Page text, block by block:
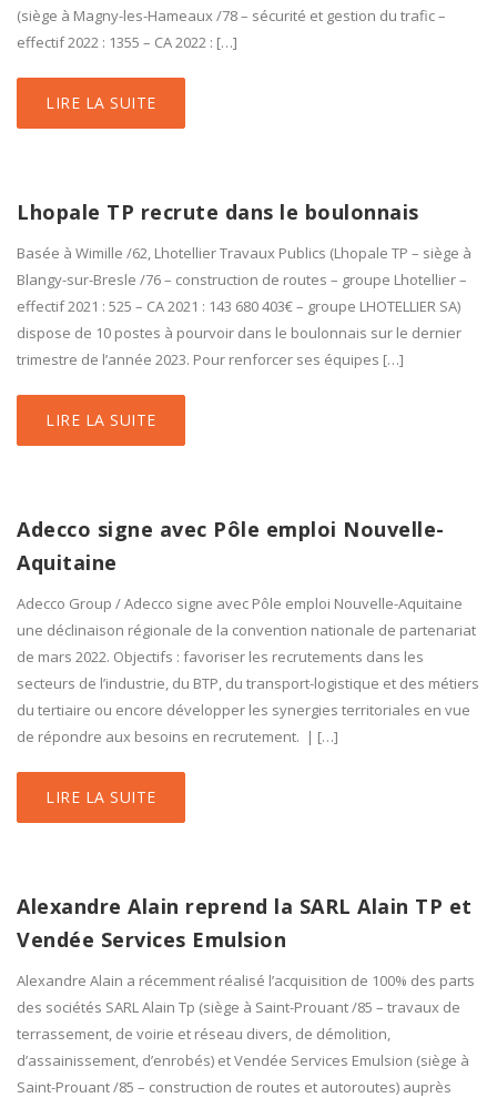
(siège à Magny-les-Hameaux /78 – sécurité et gestion du trafic –
effectif 2022 : 1355 – CA 2022 : […]
LIRE LA SUITE
Lhopale TP recrute dans le boulonnais
Basée à Wimille /62, Lhotellier Travaux Publics (Lhopale TP – siège à
Blangy-sur-Bresle /76 – construction de routes – groupe Lhotellier –
effectif 2021 : 525 – CA 2021 : 143 680 403€ – groupe LHOTELLIER SA)
dispose de 10 postes à pourvoir dans le boulonnais sur le dernier
trimestre de l’année 2023. Pour renforcer ses équipes […]
LIRE LA SUITE
Adecco signe avec Pôle emploi Nouvelle-
Aquitaine
Adecco Group / Adecco signe avec Pôle emploi Nouvelle-Aquitaine
une déclinaison régionale de la convention nationale de partenariat
de mars 2022. Objectifs : favoriser les recrutements dans les
secteurs de l’industrie, du BTP, du transport-logistique et des métiers
du tertiaire ou encore développer les synergies territoriales en vue
de répondre aux besoins en recrutement. | […]
LIRE LA SUITE
Alexandre Alain reprend la SARL Alain TP et
Vendée Services Emulsion
Alexandre Alain a récemment réalisé l’acquisition de 100% des parts
des sociétés SARL Alain Tp (siège à Saint-Prouant /85 – travaux de
terrassement, de voirie et réseau divers, de démolition,
d’assainissement, d’enrobés) et Vendée Services Emulsion (siège à
Saint-Prouant /85 – construction de routes et autoroutes) auprès